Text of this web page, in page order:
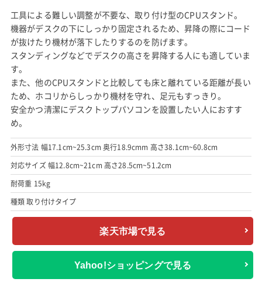
工具による難しい調整が不要な、取り付け型のCPUスタンド。
機器がデスクの下にしっかり固定されるため、昇降の際にコード
が抜けたり機材が落下したりするのを防げます。
スタンディングなどでデスクの高さを昇降する人にも適していま
す。
また、他のCPUスタンドと比較しても床と離れている距離が長い
ため、ホコリからしっかり機材を守れ、足元もすっきり。
安全かつ清潔にデスクトップパソコンを設置したい人におすす
め。
外形寸法 幅17.1cm~25.3cm 奥行18.9cmm 高さ38.1cm~60.8cm
対応サイズ 幅12.8cm~21cm 高さ28.5cm~51.2cm
耐荷重 15kg
種類 取り付けタイプ
楽天市場で見る
Yahoo!ショッピングで見る